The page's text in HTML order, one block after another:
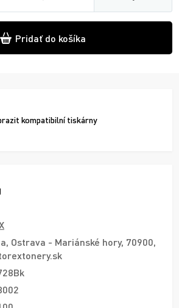
Pridať do košíka
kompatibilní tiskárny
Ostrava - Mariánské hory, 70900,